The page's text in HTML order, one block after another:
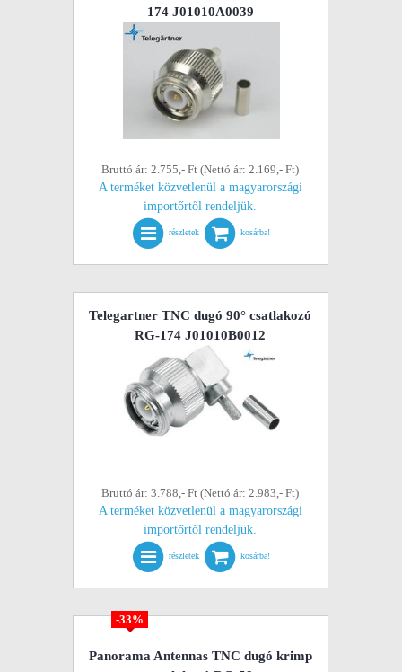
174 J01010A0039
Bruttó ár: 2.755,- Ft (Nettó ár: 2.169,- Ft)
A terméket közvetlenül a magyarországi
importőrtől rendeljük.
részletek kosárba!
Telegartner TNC dugó 90° csatlakozó
RG-174 J01010B0012
Bruttó ár: 3.788,- Ft (Nettó ár: 2.983,- Ft)
A terméket közvetlenül a magyarországi
importőrtől rendeljük.
részletek kosárba!
-33%
Panorama Antennas TNC dugó krimp